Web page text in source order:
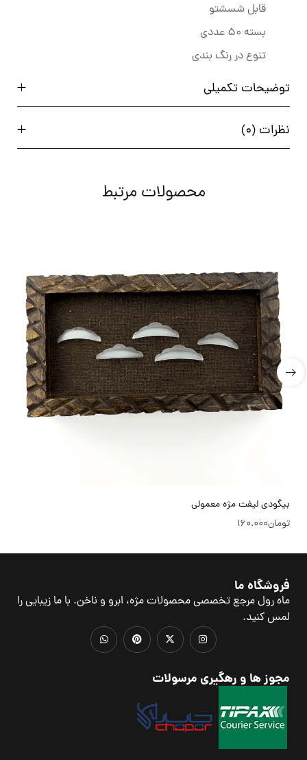
قابل شسشتو
بسته 50 عددی
تنوع در رنگ بندی
توضیحات تکمیلی
نظرات (0)
محصولات مرتبط
بیگودی لیفت مژه معمولی
تومان160.000
فروشگاه ما
ماه رول مرجع تخصصی محصولات مژه، ابرو و ناخن. با ما زیبایی را
لمس کنید.
مجوز ها و رهگیری مرسولات